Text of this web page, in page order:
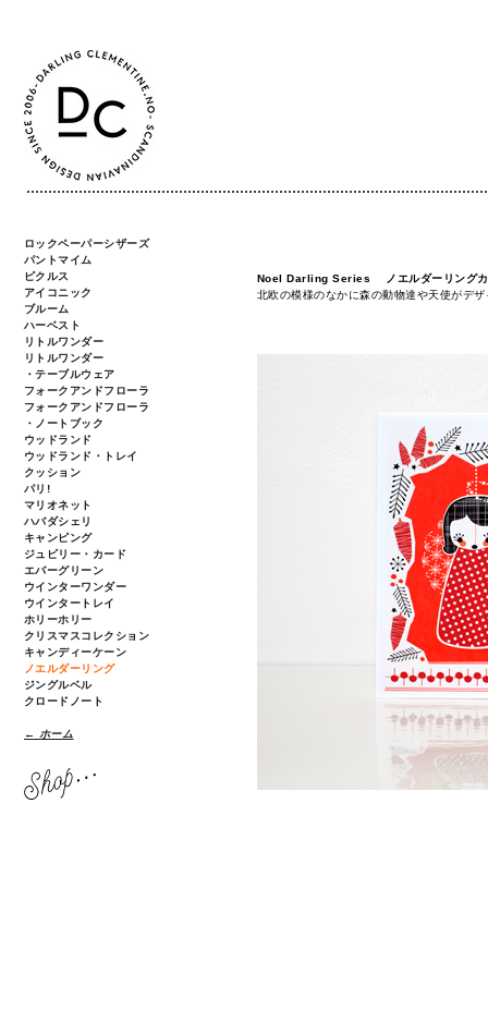
ロックペーパーシザーズ
パントマイム
ピクルス
アイコニック
ブルーム
ハーベスト
リトルワンダー
リトルワンダー
・テーブルウェア
フォークアンドフローラ
フォークアンドフローラ
・ノートブック
ウッドランド
ウッドランド・トレイ
クッション
パリ!
マリオネット
ハバダシェリ
キャンピング
ジュビリー・カード
エバーグリーン
ウインターワンダー
ウインタートレイ
ホリーホリー
クリスマスコレクション
キャンディーケーン
ノエルダーリング
ジングルベル
クロードノート
← ホーム
Noel Darling Series ノエルダーリング
北欧の模様のなかに森の動物達や天使がデ